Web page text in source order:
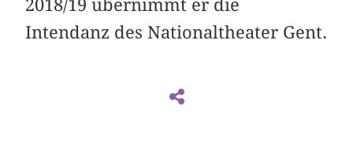
2018/19 übernimmt er die
Intendanz des Nationaltheater Gent.